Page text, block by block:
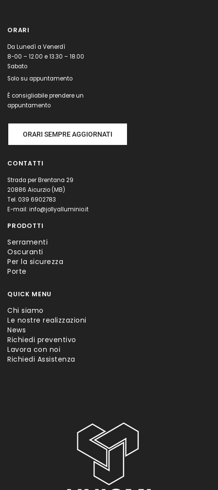
ORARI
Da Lunedì a Venerdì
8-00 – 12.00 e 13.30 – 18.00
Sabato
Solo su appuntamento
È consigliabile prendere un
appuntamento
ORARI SEMPRE AGGIORNATI
CONTATTI
Strada per Brentana 29
20886 Aicurzio (MB)
Tel. 039 6902783
E-mail: info@jollyalluminio.it
PRODOTTI
Serramenti
Oscuranti
Per la sicurezza
Porte
QUICK MENU
Chi siamo
Le nostre realizzazioni
News
Richiedi preventivo
Lavora con noi
Richiedi Assistenza